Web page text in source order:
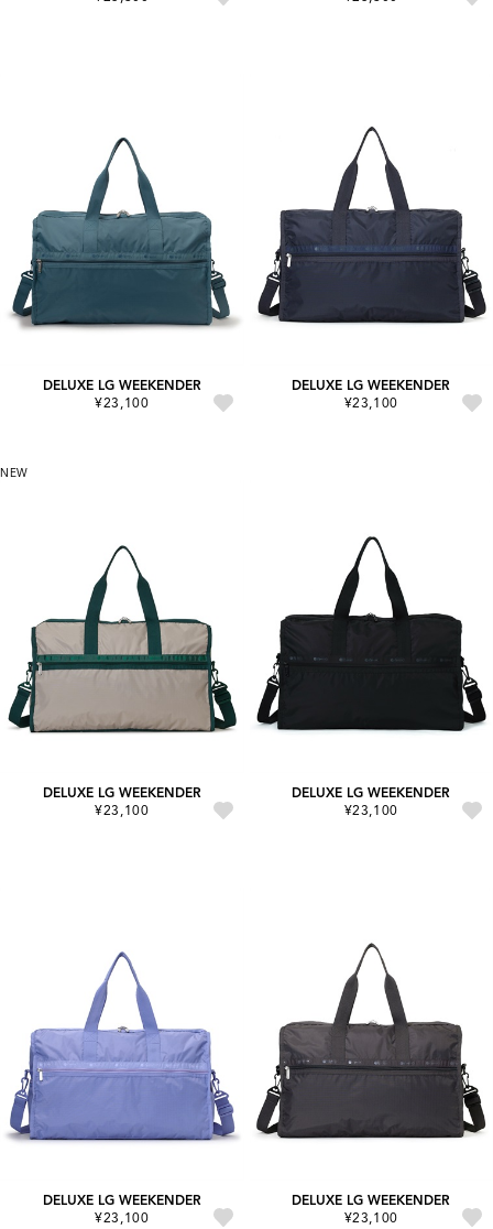
DELUXE LG WEEKENDER
¥23,100
DELUXE LG WEEKENDER
¥23,100
NEW
DELUXE LG WEEKENDER
¥23,100
DELUXE LG WEEKENDER
¥23,100
DELUXE LG WEEKENDER
¥23,100
DELUXE LG WEEKENDER
¥23,100